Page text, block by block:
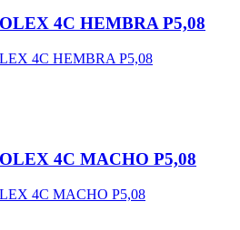
4C HEMBRA P5,08
4C MACHO P5,08